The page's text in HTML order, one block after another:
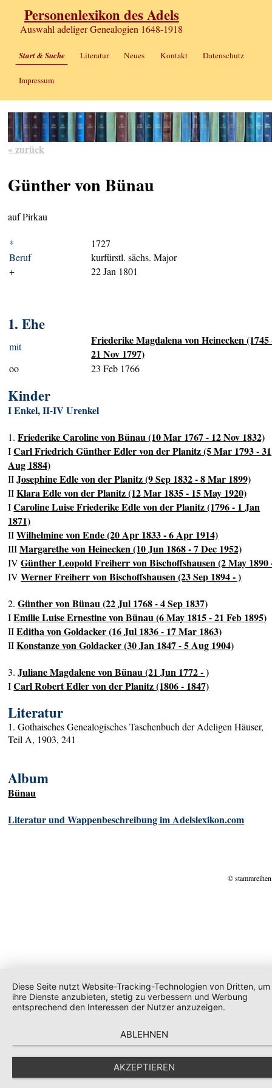
Personenlexikon des Adels
Auswahl adeliger Genealogien 1648-1918
Start & Suche Literatur Neues Kontakt Datenschutz
Impressum
« zurück
Günther von Bünau
auf Pirkau
*
1727
Beruf
kurfürstl. sächs. Major
+
22 Jan 1801
1. Ehe
mit
Friederike Magdalena von Heinecken (1745
21 Nov 1797)
oo 23 Feb 1766
Kinder
I Enkel, II-IV Urenkel
1.Friederike Caroline von Bünau (10 Mar 1767 - 12 Nov 1832)
ICarl Friedrich Günther Edler von der Planitz (5 Mar 1793 - 31
Aug 1884)
IIJosephine Edle von der Planitz (9 Sep 1832 - 8 Mar 1899)
IIKlara Edle von der Planitz (12 Mar 1835 - 15 May 1920)
ICaroline Luise Friederike Edle von der Planitz (1796 - 1 Jan
1871)
IIWilhelmine von Ende (20 Apr 1833 - 6 Apr 1914)
IIIMargarethe von Heinecken (10 Jun 1868 - 7 Dec 1952)
IVGünther Leopold Freiherr von Bischoffshausen (2 May 1890
IVWerner Freiherr von Bischoffshausen (23 Sep 1894 - )
2.Günther von Bünau (22 Jul 1768 - 4 Sep 1837)
IEmilie Luise Ernestine von Bünau (6 May 1815 - 21 Feb 1895)
IIEditha von Goldacker (16 Jul 1836 - 17 Mar 1863)
IIKonstanze von Goldacker (30 Jan 1847 - 5 Aug 1904)
3.Juliane Magdalene von Bünau (21 Jun 1772 - )
ICarl Robert Edler von der Planitz (1806 - 1847)
Literatur
1. Gothaisches Genealogisches Taschenbuch der Adeligen Häuser,
Teil A, 1903, 241
Album
Bünau
Literatur und Wappenbeschreibung im Adelslexikon.com
©
Diese Seite nutzt Website-Tracking-Technologien von Dritten, um
ihre Dienste anzubieten, stetig zu verbessern und Werbung
entsprechend den Interessen der Nutzer anzuzeigen.
ABLEHNEN
AKZEPTIEREN